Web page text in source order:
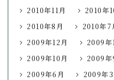
2010年11月
2010年
2010年8月
2010年7
2009年12月
2009年
2009年10月
2009年
2009年6月
2009年3